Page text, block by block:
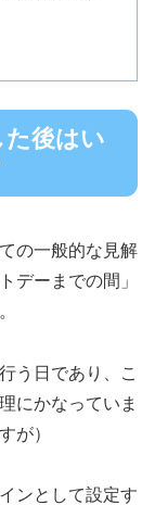
後はい
の一般的な見解
デーまでの間」
う日であり、こ
にかなっていま
が）
ンとして設定す